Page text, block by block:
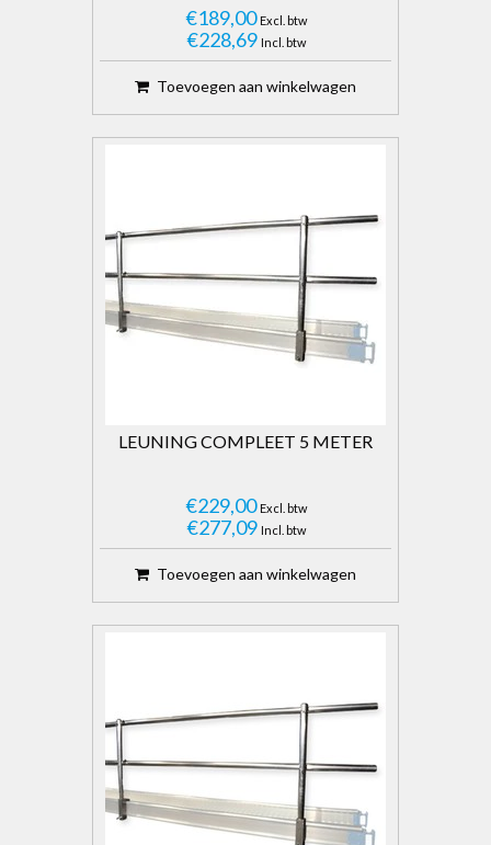
€189,00 Excl. btw
€228,69 Incl. btw
Toevoegen aan winkelwagen
LEUNING COMPLEET 5 METER
€229,00 Excl. btw
€277,09 Incl. btw
Toevoegen aan winkelwagen